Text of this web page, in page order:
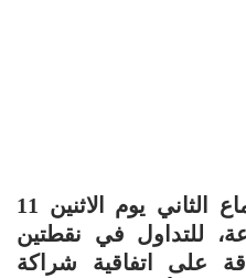
ومن المرتقب عقد الاجتماع الثاني يوم الاثنين 11
للتداول في نقطتين
على اتفاقية شراكة